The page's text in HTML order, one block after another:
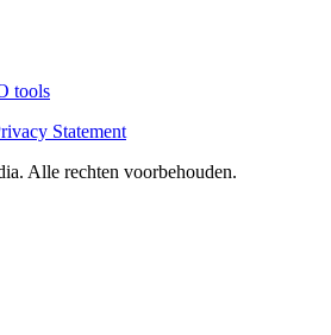
tools
Statement
. Alle rechten voorbehouden.